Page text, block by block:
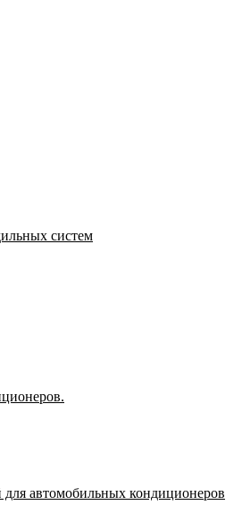
систем
автомобильных кондиционеров